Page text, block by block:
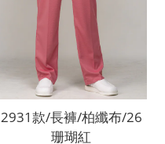
2931款/長褲/柏纖布/26
珊瑚紅